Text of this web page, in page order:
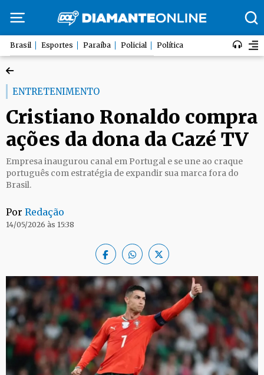
Brasil Esportes Paraíba Policial Política
ENTRETENIMENTO
Cristiano Ronaldo compra
ações da dona da Cazé TV
Empresa inaugurou canal em Portugal e se une ao craque
português com estratégia de expandir sua marca fora do
Brasil.
Por Redação
14/05/2026 às 15:38